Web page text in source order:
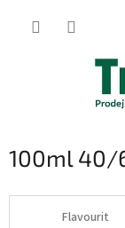
100ml 40/
Flavourit